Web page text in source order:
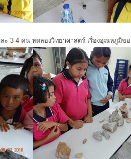
3-4 คน ทดลองวิทยาศาสตร์ เรื่องอุณหภูมิขอ